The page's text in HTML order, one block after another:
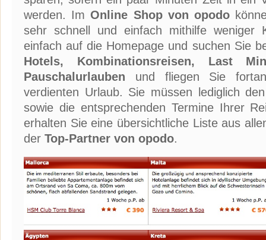
werden. Im Online Shop von opodo
sehr schnell und einfach mithilfe weniger
einfach auf die Homepage und suchen Sie
Hotels, Kombinationsreisen, Last
Pauschalurlauben und fliegen Sie
verdienten Urlaub. Sie müssen lediglich
sowie die entsprechenden Termine Ihrer
erhalten Sie eine übersichtliche Liste aus
der Top-Partner von opodo.